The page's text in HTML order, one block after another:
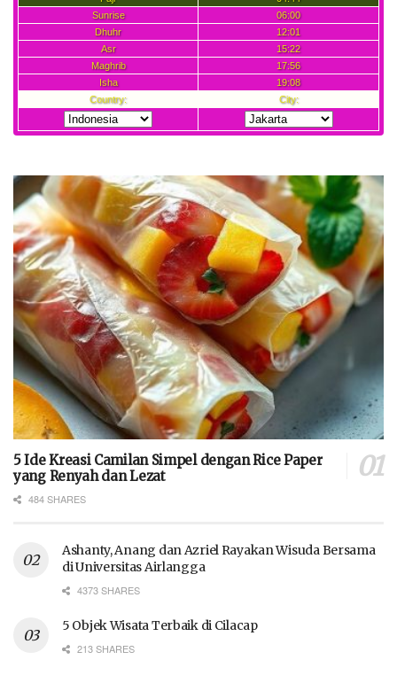
5 Ide Kreasi Camilan Simpel dengan Rice Paper
yang Renyah dan Lezat
484 SHARES
Ashanty, Anang dan Azriel Rayakan Wisuda Bersama
di Universitas Airlangga
4373 SHARES
5 Objek Wisata Terbaik di Cilacap
213 SHARES